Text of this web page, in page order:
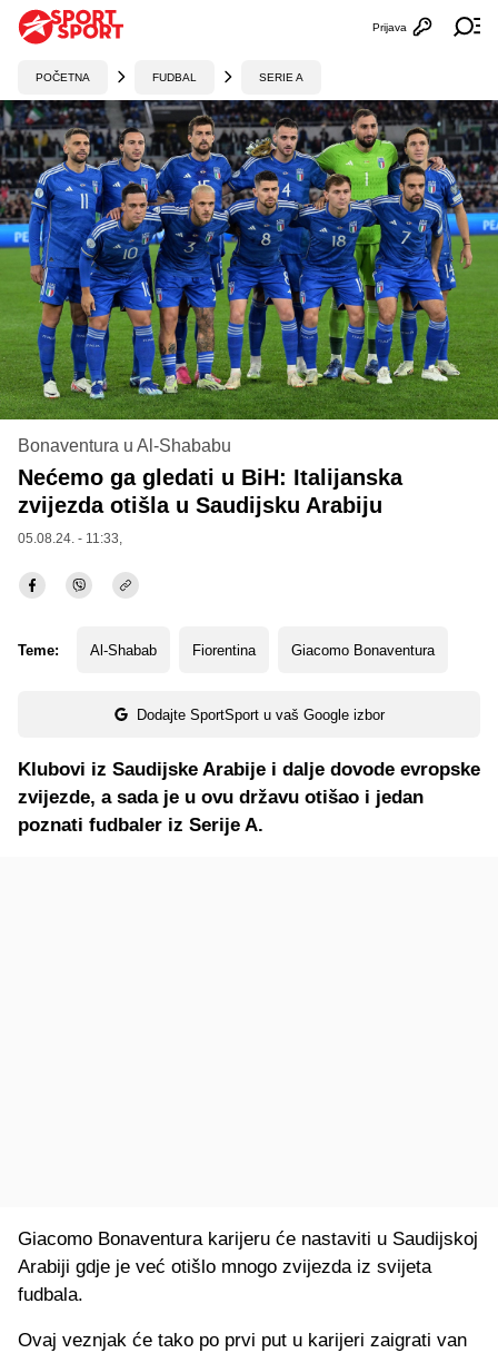
Otvori
Prijava
POČETNA FUDBAL SERIE A
Bonaventura u Al-Shababu
Nećemo ga gledati u BiH: Italijanska
zvijezda otišla u Saudijsku Arabiju
05.08.24. - 11:33,
Teme: Al-Shabab Fiorentina Giacomo Bonaventura
Dodajte SportSport u vaš Google izbor
Klubovi iz Saudijske Arabije i dalje dovode evropske
zvijezde, a sada je u ovu državu otišao i jedan
poznati fudbaler iz Serije A.
Giacomo Bonaventura karijeru će nastaviti u Saudijskoj
Arabiji gdje je već otišlo mnogo zvijezda iz svijeta
fudbala.
Ovaj veznjak će tako po prvi put u karijeri zaigrati van